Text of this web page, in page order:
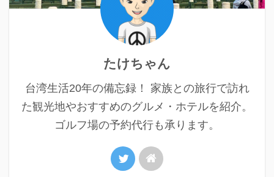
たけちゃん
台湾生活20年の備忘録！ 家族との旅行で訪れ
た観光地やおすすめのグルメ・ホテルを紹介。
ゴルフ場の予約代行も承ります。